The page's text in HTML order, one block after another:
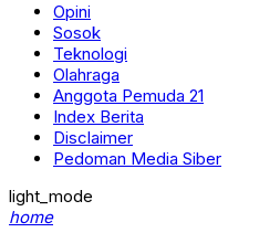
Opini
Sosok
Teknologi
Olahraga
Anggota Pemuda 21
Index Berita
Disclaimer
Pedoman Media Siber
light_mode
home